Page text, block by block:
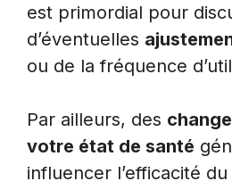
est primordial pour
d’éventuelles
ou de la fréquence
Par ailleurs, des
votre état de santé
influencer l’efficacité